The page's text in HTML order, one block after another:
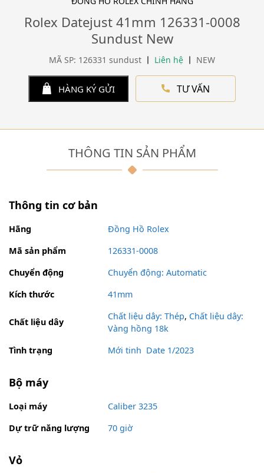
Rolex Datejust 41mm 126331-0008
Sundust New
MÃ SP: 126331 sundust Liên hệ NEW
HÀNG KÝ GỬI TƯ VẤN
THÔNG TIN SẢN PHẨM
Thông tin cơ bản
Hãng
Đồng Hồ Rolex
Mã sản phẩm
126331-0008
Chuyển động
Chuyển động: Automatic
Kích thước
41mm
Chất liệu dây
Chất liệu dây: Thép, Chất liệu dây:
Vàng hồng 18k
Tình trạng
Mới tinh Date 1/2023
Bộ máy
Loại máy
Caliber 3235
Dự trữ năng lượng
70 giờ
Vỏ